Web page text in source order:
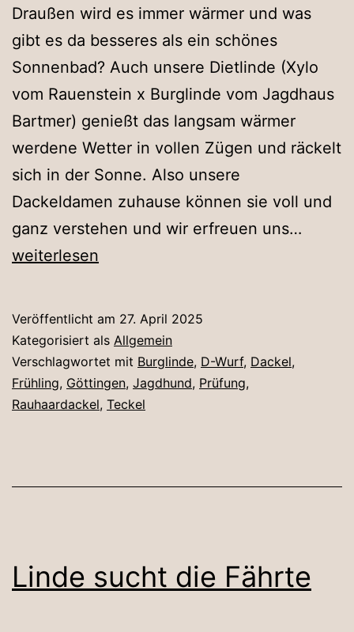
Draußen wird es immer wärmer und was
gibt es da besseres als ein schönes
Sonnenbad? Auch unsere Dietlinde (Xylo
vom Rauenstein x Burglinde vom Jagdhaus
Bartmer) genießt das langsam wärmer
werdene Wetter in vollen Zügen und räckelt
sich in der Sonne. Also unsere
Dackeldamen zuhause können sie voll und
ganz verstehen und wir erfreuen uns…
weiterlesen
Veröffentlicht am 27. April 2025
Kategorisiert als Allgemein
Verschlagwortet mit Burglinde, D-Wurf, Dackel,
Frühling, Göttingen, Jagdhund, Prüfung,
Rauhaardackel, Teckel
Linde sucht die Fährte